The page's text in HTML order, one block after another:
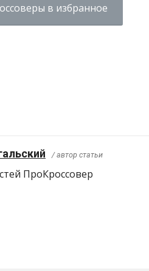
в избранное
/ автор статьи
ПроКроcсовер